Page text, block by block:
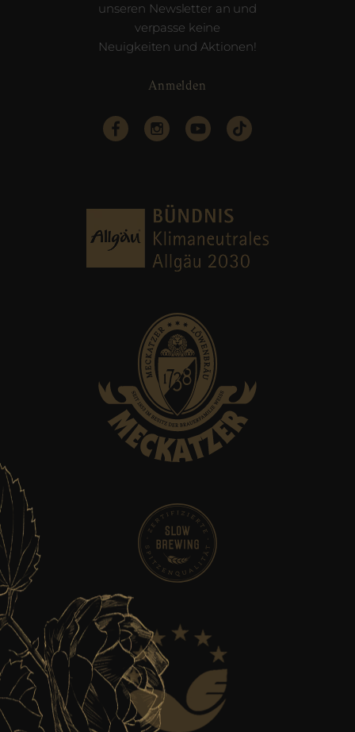
unseren Newsletter an und
verpasse keine
Neuigkeiten und Aktionen!
Anmelden